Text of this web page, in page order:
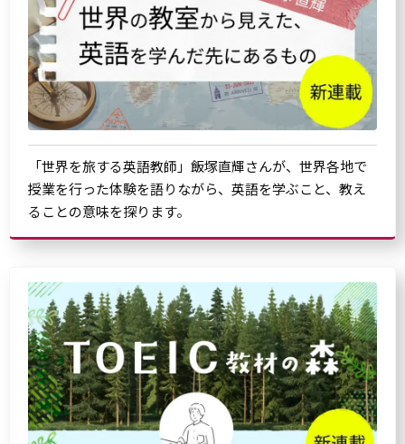
「世界を旅する英語教師」飯塚直輝さんが、世界各地で
授業を行った体験を語りながら、英語を学ぶこと、教え
ることの意味を探ります。